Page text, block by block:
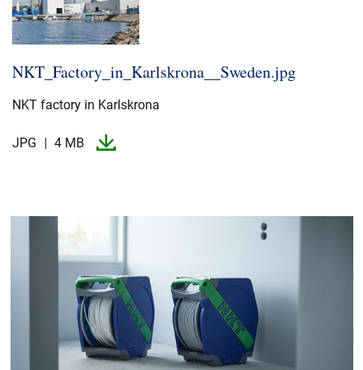
NKT_​Factory_​in_​Karlskrona_​_​Sweden.​jpg
NKT factory in Karlskrona
JPG 4 MB